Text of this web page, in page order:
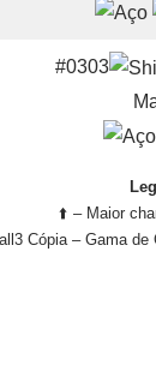
#0303
⬆️ – Maior
– Gama de